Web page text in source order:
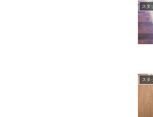
スタ
スタ